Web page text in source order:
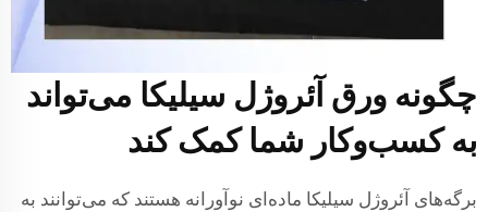
چگونه ورق آئروژل سیلیکا می‌تواند
به کسب‌وکار شما کمک کند
برگه‌های آئروژل سیلیکا ماده‌ای نوآورانه هستند که می‌توانند به